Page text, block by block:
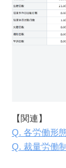
【関連】
Q. 各労働形
Q. 裁量労働